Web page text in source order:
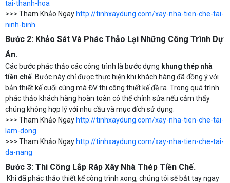
tai-thanh-hoa
>>> Tham Khảo Ngay http://tinhxaydung.com/xay-nha-tien-che-tai-
ninh-binh
Bước 2: Khảo Sát Và Phác Thảo Lại Những Công Trình Dự
Án.
Các bước phác thảo các công trình là bước dựng khung thép nhà
tiền chế . Bước này chỉ được thực hiện khi khách hàng đã đồng ý với
bản thiết kế cuối cùng mà ĐV thi công thiết kế đề ra. Trong quá trình
phác thảo khách hàng hoàn toàn có thể chỉnh sửa nếu cảm thấy
chúng không hợp lý với nhu cầu và mục đích sử dụng.
>>> Tham Khảo Ngay http://tinhxaydung.com/xay-nha-tien-che-tai-
lam-dong
>>> Tham Khảo Ngay http://tinhxaydung.com/xay-nha-tien-che-tai-
da-nang
Bước 3: Thi Công Lắp Ráp Xây Nhà Thép Tiền Chế.
Khi đã phác thảo thiết kế công trình xong, chúng tôi sẽ bắt tay ngay